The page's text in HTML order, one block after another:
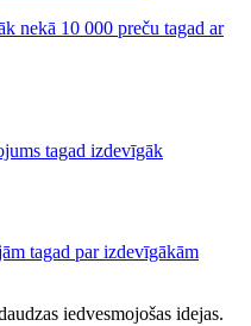
nekā 10 000 preču tagad ar
tagad izdevīgāk
tagad par izdevīgākām
iedvesmojošas idejas.